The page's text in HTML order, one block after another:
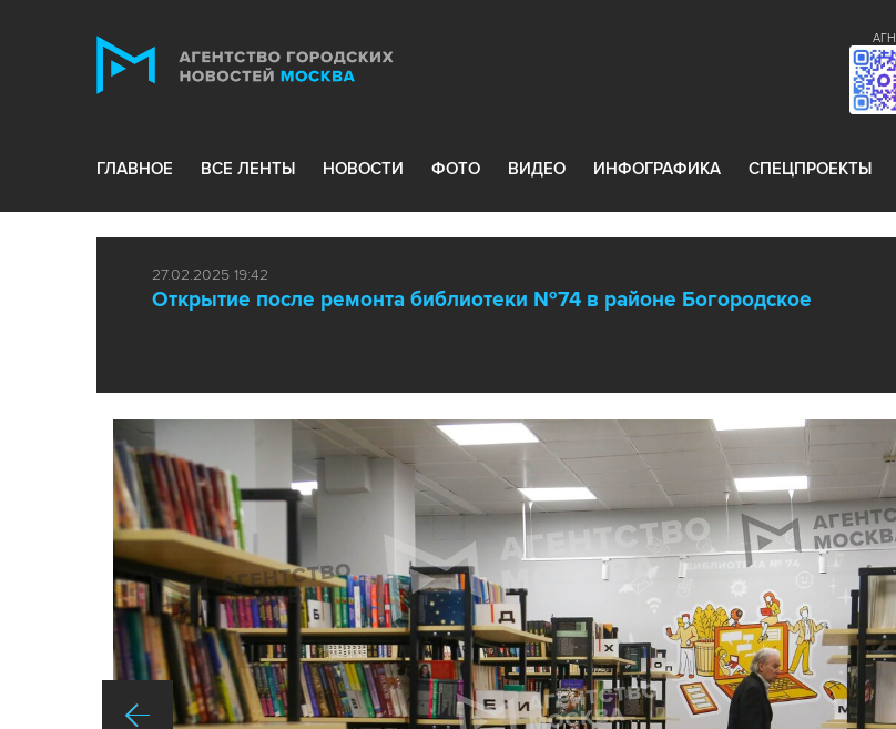
АГН
ГЛАВНОЕ ВСЕ ЛЕНТЫ НОВОСТИ ФОТО ВИДЕО ИНФОГРАФИКА СПЕЦПРОЕКТЫ
27.02.2025 19:42
Открытие после ремонта библиотеки №74 в районе Богородское